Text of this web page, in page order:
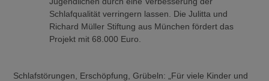
Schlafqualität verringern lassen. Die Julitta und
Richard Müller Stiftung aus München fördert das
Projekt mit 68.000 Euro.
Schlafstörungen, Erschöpfung, Grübeln: „Für viele Kinder und